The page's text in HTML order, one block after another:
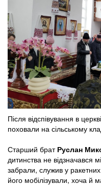
Після відспівування в
поховали на сільському
Старший брат Руслан
дитинства не відзначався
забрали, служив у
його мобілізували, хоча й